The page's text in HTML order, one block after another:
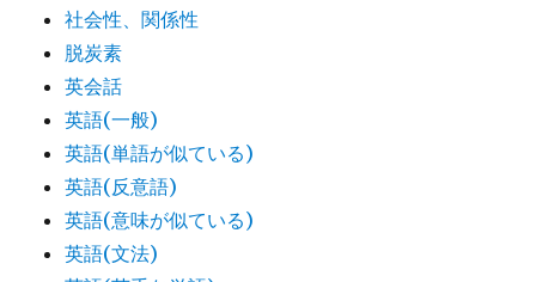
社会性、関係性
脱炭素
英会話
英語(一般)
英語(単語が似ている)
英語(反意語)
英語(意味が似ている)
英語(文法)